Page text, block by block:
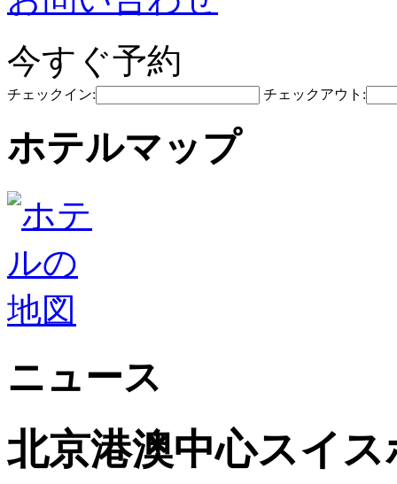
今すぐ予約
チェックイン: チェックアウト:
ホテルマップ
ニュース
北京港澳中心スイ